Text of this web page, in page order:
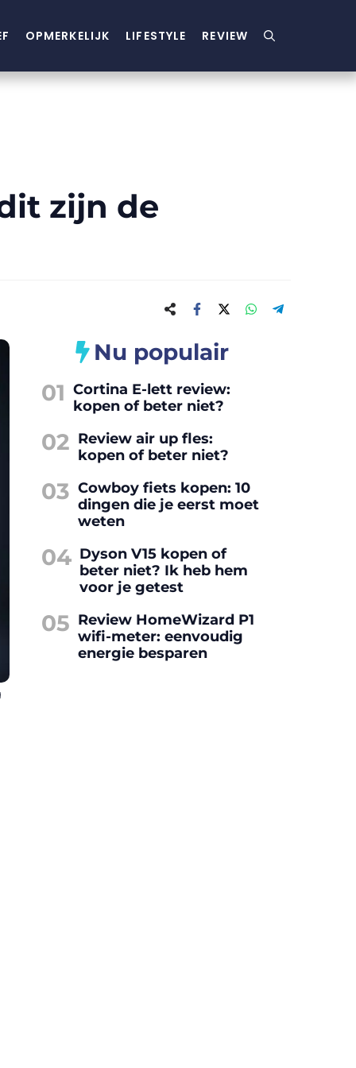
OPMERKELIJK LIFESTYLE REVIEW
zijn de
Nu populair
01 Cortina E-lett review:
kopen of beter niet?
02 Review air up fles:
kopen of beter niet?
03 Cowboy fiets kopen: 10
dingen die je eerst moet
weten
04 Dyson V15 kopen of
beter niet? Ik heb hem
voor je getest
05 Review HomeWizard P1
wifi-meter: eenvoudig
energie besparen